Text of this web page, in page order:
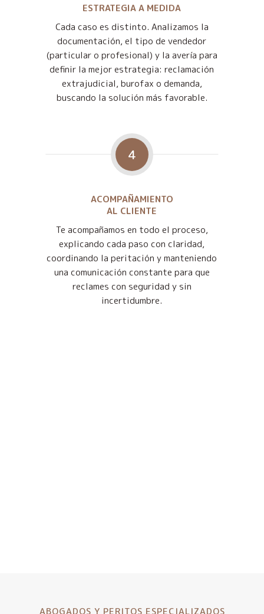
ESTRATEGIA A MEDIDA
Cada caso es distinto. Analizamos la
documentación, el tipo de vendedor
(particular o profesional) y la avería para
definir la mejor estrategia: reclamación
extrajudicial, burofax o demanda,
buscando la solución más favorable.
4
ACOMPAÑAMIENTO
AL CLIENTE
Te acompañamos en todo el proceso,
explicando cada paso con claridad,
coordinando la peritación y manteniendo
una comunicación constante para que
reclames con seguridad y sin
incertidumbre.
ABOGADOS Y PERITOS ESPECIALIZADOS